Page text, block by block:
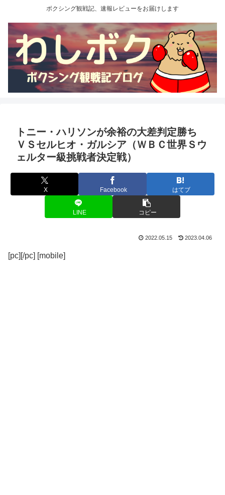
ボクシング観戦記、速報レビューをお届けします
トニー・ハリソンが余裕の大差判定勝ち
ＶＳセルヒオ・ガルシア（ＷＢＣ世界Ｓウ
ェルター級挑戦者決定戦）
X Facebook はてブ
LINE コピー
2022.05.15 2023.04.06
[pc][/pc] [mobile]